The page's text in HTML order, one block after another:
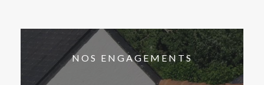
NOS ENGAGEMENTS